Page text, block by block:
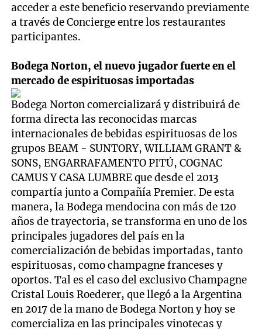
acceder a este beneficio reservando previamente
a través de Concierge entre los restaurantes
participantes.
Bodega Norton, el nuevo jugador fuerte en el
mercado de espirituosas importadas
Bodega Norton comercializará y distribuirá de
forma directa las reconocidas marcas
internacionales de bebidas espirituosas de los
grupos BEAM - SUNTORY, WILLIAM GRANT &
SONS, ENGARRAFAMENTO PITÚ, COGNAC
CAMUS Y CASA LUMBRE que desde el 2013
compartía junto a Compañía Premier. De esta
manera, la Bodega mendocina con más de 120
años de trayectoria, se transforma en uno de los
principales jugadores del país en la
comercialización de bebidas importadas, tanto
espirituosas, como champagne franceses y
oportos. Tal es el caso del exclusivo Champagne
Cristal Louis Roederer, que llegó a la Argentina
en 2017 de la mano de Bodega Norton y hoy se
comercializa en las principales vinotecas y